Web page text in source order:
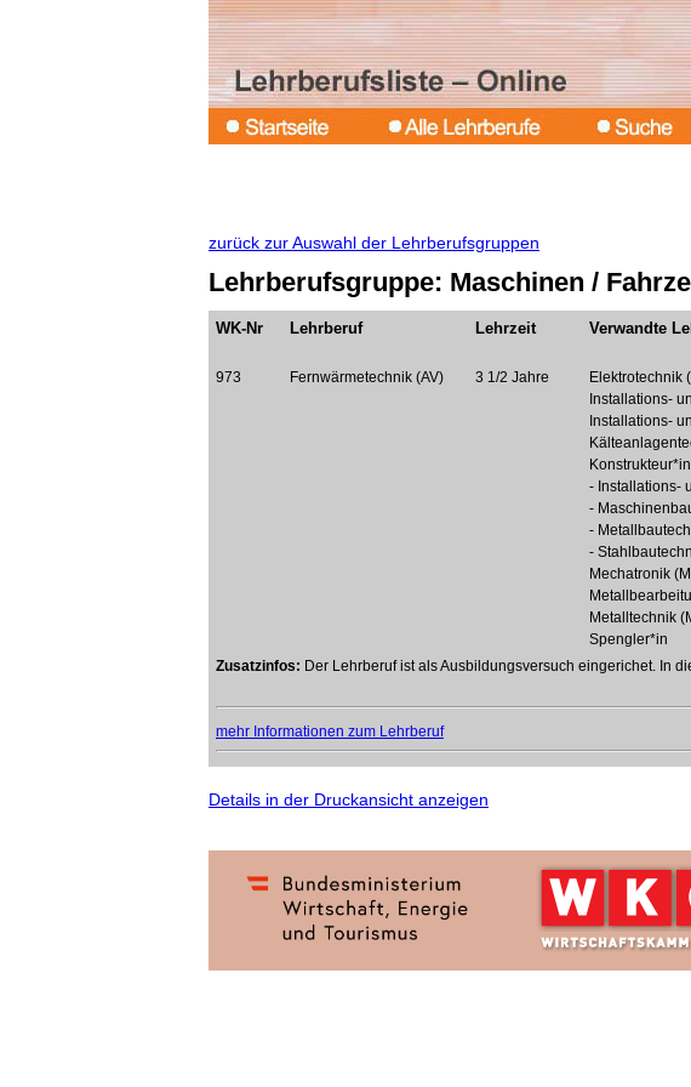
zurück zur Auswahl der Lehrberufsgruppen
Lehrberufsgruppe: Maschinen /
WK-Nr Lehrberuf Lehrzeit Verwandte
973 Fernwärmetechnik (AV) 3 1/2 Jahre
Elektrotechnik
Installations-
Installations-
Konstrukteur*in
- Installations-
-
-
-
Mechatronik
Metalltechnik
Spengler*in
Zusatzinfos: Der Lehrberuf ist als Ausbildungsversuch eingerichet. In
mehr Informationen zum Lehrberuf
Details in der Druckansicht anzeigen